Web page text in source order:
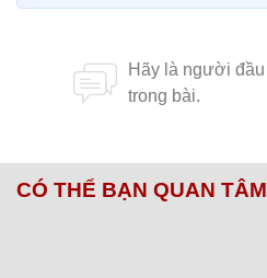
CÓ THỂ BẠN QUAN TÂM